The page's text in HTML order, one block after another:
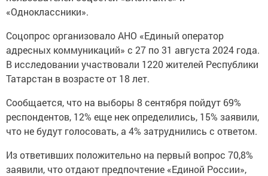
«Одноклассники».
Соцопрос организовало АНО «Единый оператор
адресных коммуникаций» с 27 по 31 августа 2024 года.
В исследовании участвовали 1220 жителей Республики
Татарстан в возрасте от 18 лет.
Сообщается, что на выборы 8 сентября пойдут 69%
респондентов, 12% еще нек определились, 15% заявили,
что не будут голосовать, а 4% затруднились с ответом.
Из ответивших положительно на первый вопрос 70,8%
заявили, что отдают предпочтение «Единой России»,